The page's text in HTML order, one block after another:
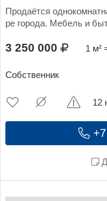
Продаётся
ре города. Мебель и
3 250 000 1 м²
Собственник
12